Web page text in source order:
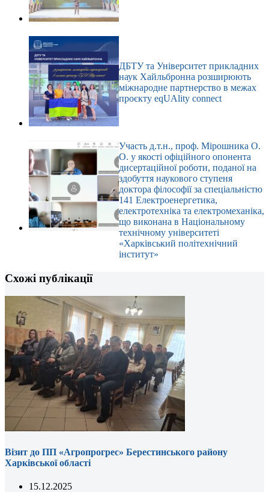
ДБТУ та Університет прикладних
наук Хайльбронна розширюють
міжнародне партнерство в межах
проєкту eqUAlity connect
Участь д.т.н., проф. Мірошника О.
О. у якості офіційного опонента
дисертаційної роботи, поданої на
здобуття наукового ступеня
доктора філософії за спеціальністю
141 Електроенергетика,
електротехніка та електромеханіка,
що виконана в Національному
технічному університеті
«Харківський політехнічний
інститут»
Схожі публікації
Візит до ПП «Агропрогрес» Берестинського району
Харківської області
15.12.2025